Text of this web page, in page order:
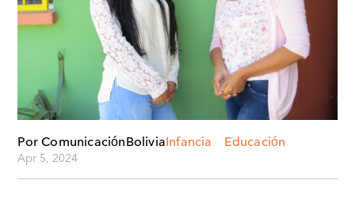
Por ComunicaciónBolivia Infancia
Educación
Apr 5, 2024